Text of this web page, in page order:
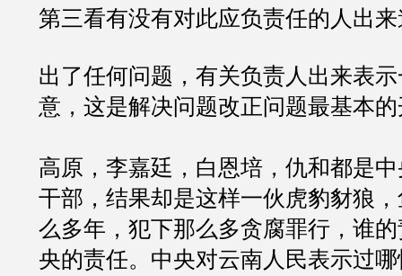
第三看有没有对此应负责任的人出
出了任何问题，有关负责人出来表
意，这是解决问题改正问题最基本
高原，李嘉廷，白恩培，仇和都是
干部，结果却是这样一伙虎豹豺狼
么多年，犯下那么多贪腐罪行，谁
央的责任。中央对云南人民表示过